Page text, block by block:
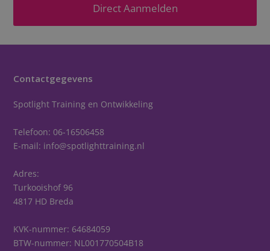
Direct Aanmelden
Contactgegevens
Spotlight Training en Ontwikkeling
Telefoon:06-16506458
E-mail: info@spotlighttraining.nl
Adres:
Turkooishof 96
4817 HD Breda
KVK-nummer: 64684059
BTW-nummer: NL001770504B18